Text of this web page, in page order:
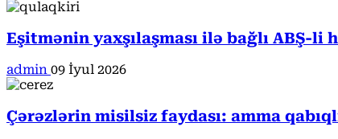
Eşitmənin yaxşılaşması ilə bağlı ABŞ-
admin 09 İyul 2026
Çərəzlərin misilsiz faydası: amma